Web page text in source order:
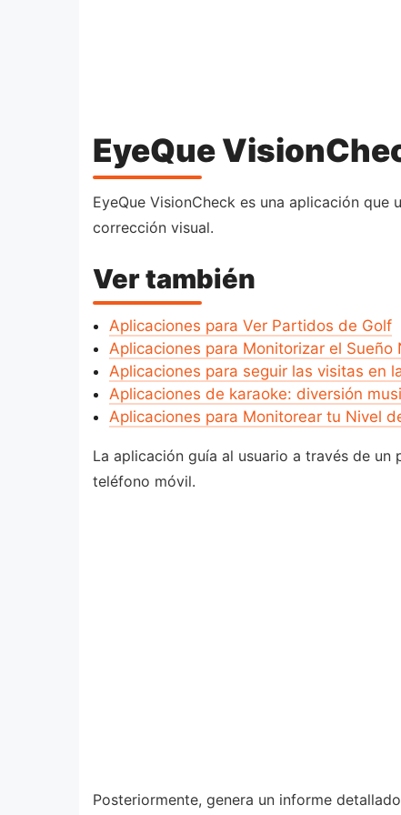
EyeQue
EyeQue VisionCheck es una aplicación
corrección visual.
Ver también
Aplicaciones para Ver Partidos de Golf
Aplicaciones para Monitorizar el Sueño
Aplicaciones para seguir las visitas en
Aplicaciones de karaoke: diversión
Aplicaciones para Monitorear tu Nivel
La aplicación guía al usuario a través de
teléfono móvil.
Posteriormente, genera un informe